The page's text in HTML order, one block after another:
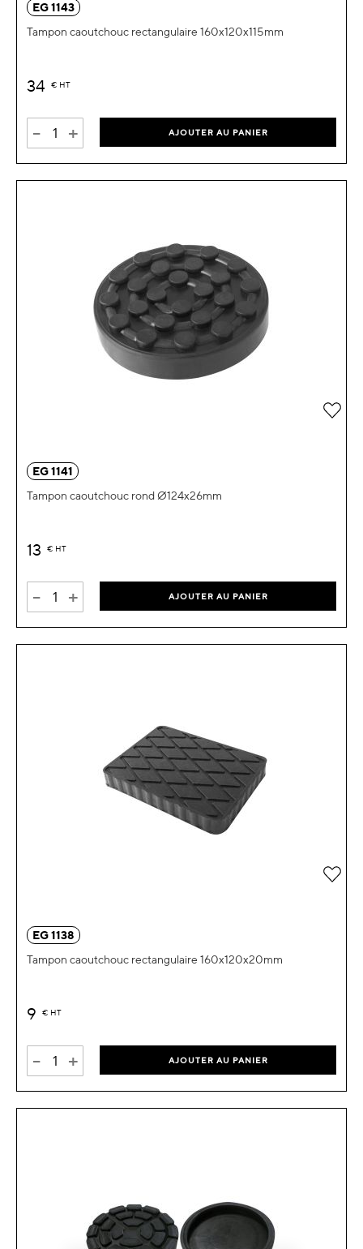
EG 1143
Tampon caoutchouc rectangulaire 160x120x115mm
34 € HT
- + AJOUTER AU PANIER
EG 1141
Tampon caoutchouc rond Ø124x26mm
13 € HT
- + AJOUTER AU PANIER
EG 1138
Tampon caoutchouc rectangulaire 160x120x20mm
9 € HT
- + AJOUTER AU PANIER